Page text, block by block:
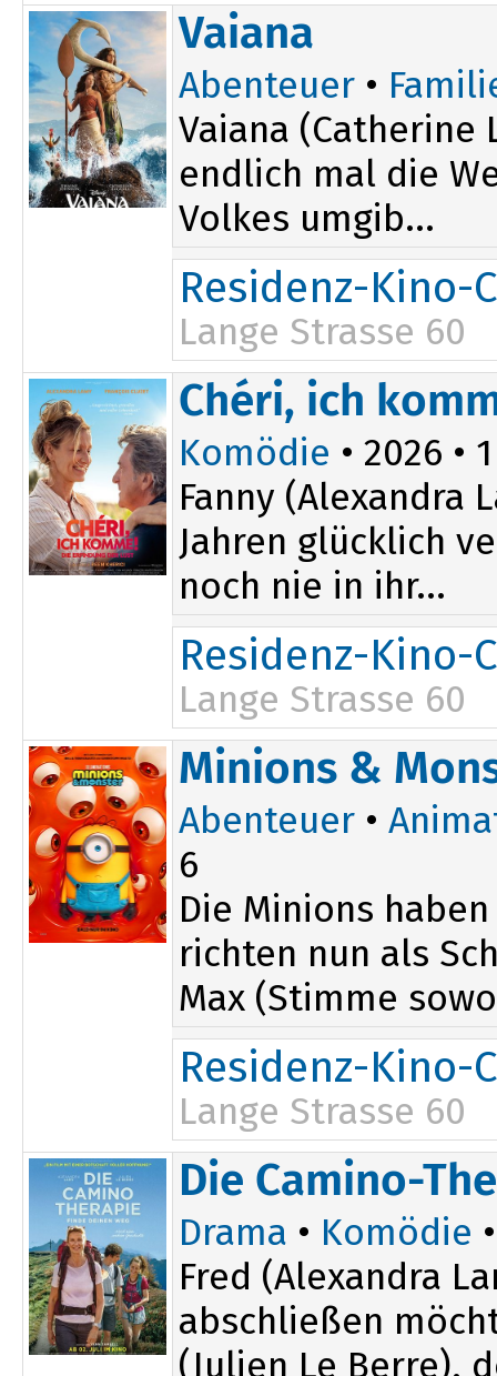
17:30
Vaiana
Abenteuer •
Vaiana
endlich mal die
Volkes umgib...
Residenz-Kino-
Lange Strasse 60
19:30
Chéri, ich
Komödie • 2026 •
Fanny (Alexandra
Jahren glücklich
noch nie in ihr...
Residenz-Kino-
Lange Strasse 60
Minions &
Abenteuer •
6
Die Minions
richten nun als
Max (Stimme
Residenz-Kino-
Lange Strasse 60
Die Camino-
Drama • Komödie
Fred (Alexandra
abschließen
(Julien Le Berre),